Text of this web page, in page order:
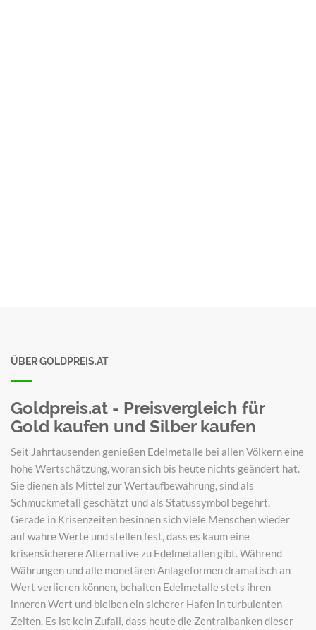
ÜBER GOLDPREIS.AT
Goldpreis.at - Preisvergleich für
Gold kaufen und Silber kaufen
Seit Jahrtausenden genießen Edelmetalle bei allen Völkern eine
hohe Wertschätzung, woran sich bis heute nichts geändert hat.
Sie dienen als Mittel zur Wertaufbewahrung, sind als
Schmuckmetall geschätzt und als Statussymbol begehrt.
Gerade in Krisenzeiten besinnen sich viele Menschen wieder
auf wahre Werte und stellen fest, dass es kaum eine
krisensicherere Alternative zu Edelmetallen gibt. Während
Währungen und alle monetären Anlageformen dramatisch an
Wert verlieren können, behalten Edelmetalle stets ihren
inneren Wert und bleiben ein sicherer Hafen in turbulenten
Zeiten. Es ist kein Zufall, dass heute die Zentralbanken dieser